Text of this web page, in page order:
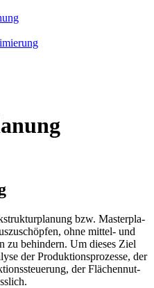
bzw. Mas­ter­pla­
ohne mit­tel- und
zu behin­dern. Um die­ses Ziel
der Pro­duk­ti­ons­pro­zes­se, der
der Flä­chen­nut­